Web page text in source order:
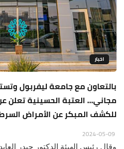
اخبار
بالتعاون مع جامعة ليفربول
مجاني... العتبة الحسينية
للكشف المبكر عن الأمراض
وقال رئيس الهيئة الدكتور حيدر